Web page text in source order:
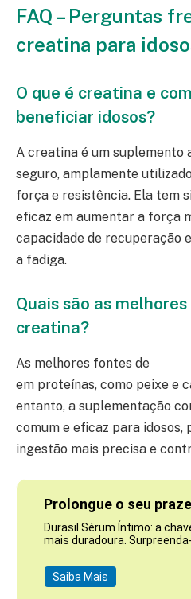
FAQ – Perguntas
creatina para
O que é creatina e
beneficiar idosos?
A creatina é um
seguro, amplamente
força e resistência. Ela tem
eficaz em aumentar a força
capacidade de recuperação
a fadiga.
Quais são as
creatina?
As melhores fontes de
em proteínas, como peixe e
entanto, a suplementação
comum e eficaz para idosos,
ingestão mais precisa e
Prolongue o seu
Durasil Sérum Íntimo: a
mais duradoura.
Saiba Mais